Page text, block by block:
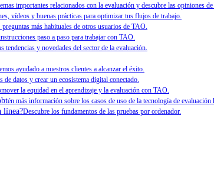
importantes relacionados con la evaluación y descubre las opiniones
vídeos y buenas prácticas para optimizar tus flujos de trabajo.
más habituales de otros usuarios de TAO.
paso a paso para trabajar con TAO.
tendencias y novedades del sector de la evaluación.
ayudado a nuestros clientes a alcanzar el éxito.
datos y crear un ecosistema digital conectado.
la equidad en el aprendizaje y la evaluación con TAO.
én más información sobre los casos de uso de la tecnología de evaluación
línea?Descubre los fundamentos de las pruebas por ordenador.